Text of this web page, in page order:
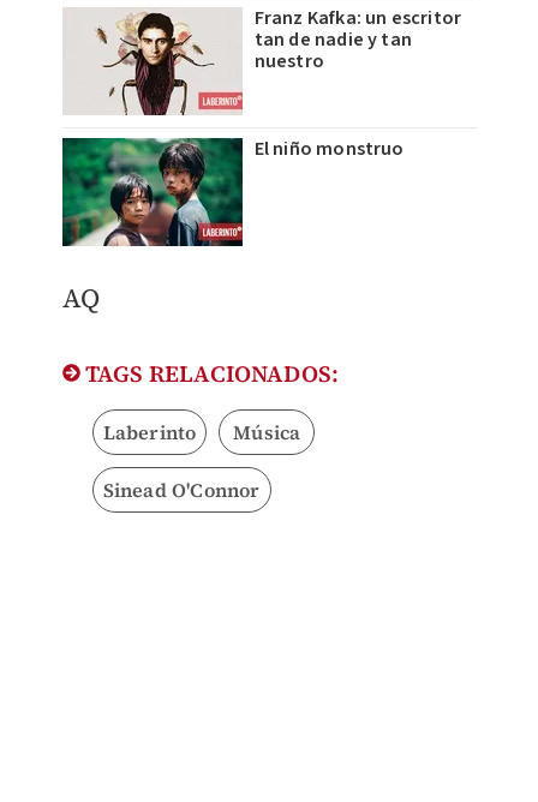
Franz Kafka: un escritor
tan de nadie y tan
nuestro
El niño monstruo
AQ
TAGS RELACIONADOS:
Laberinto Música
Sinead O'Connor